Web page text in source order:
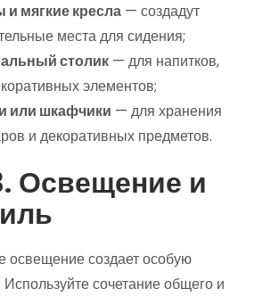
мягкие кресла — создадут
места для сидения;
столик — для напитков,
элементов;
или шкафчики — для хранения
и декоративных предметов.
Освещение и
освещение создает особую
сочетание общего и